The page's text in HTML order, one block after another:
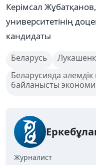
Керімсал
университетінің
кандидаты
Беларусь
Беларусияда
байланысты
Журналист